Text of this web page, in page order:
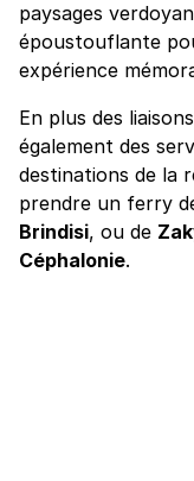
paysages
époustouflante
expérience
En plus des
également des
destinations de la
prendre un ferry
Brindisi, ou de
Céphalonie.